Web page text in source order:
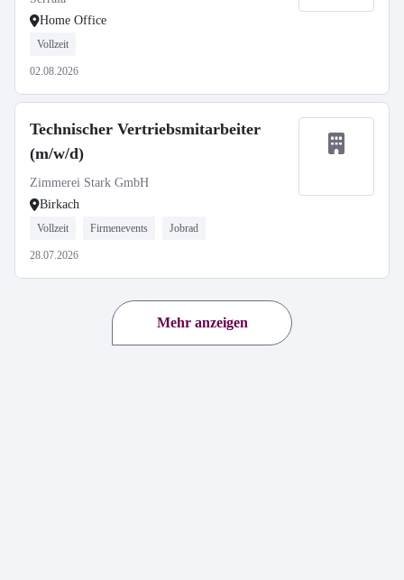
Home Office
Vollzeit
02.08.2026
Technischer Vertriebsmitarbeiter
(m/w/d)
Zimmerei Stark GmbH
Birkach
Vollzeit Firmenevents Jobrad
28.07.2026
Mehr anzeigen